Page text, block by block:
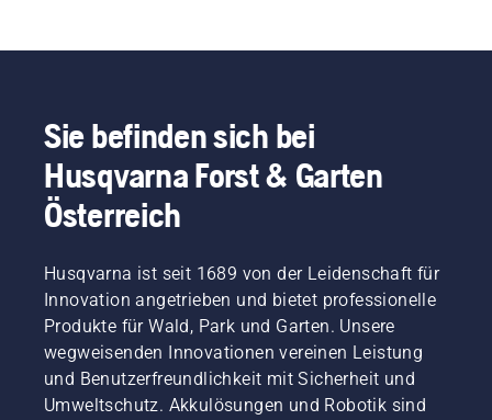
Sie befinden sich bei
Husqvarna Forst & Garten
Österreich
Husqvarna ist seit 1689 von der Leidenschaft für
Innovation angetrieben und bietet professionelle
Produkte für Wald, Park und Garten. Unsere
wegweisenden Innovationen vereinen Leistung
und Benutzerfreundlichkeit mit Sicherheit und
Umweltschutz. Akkulösungen und Robotik sind